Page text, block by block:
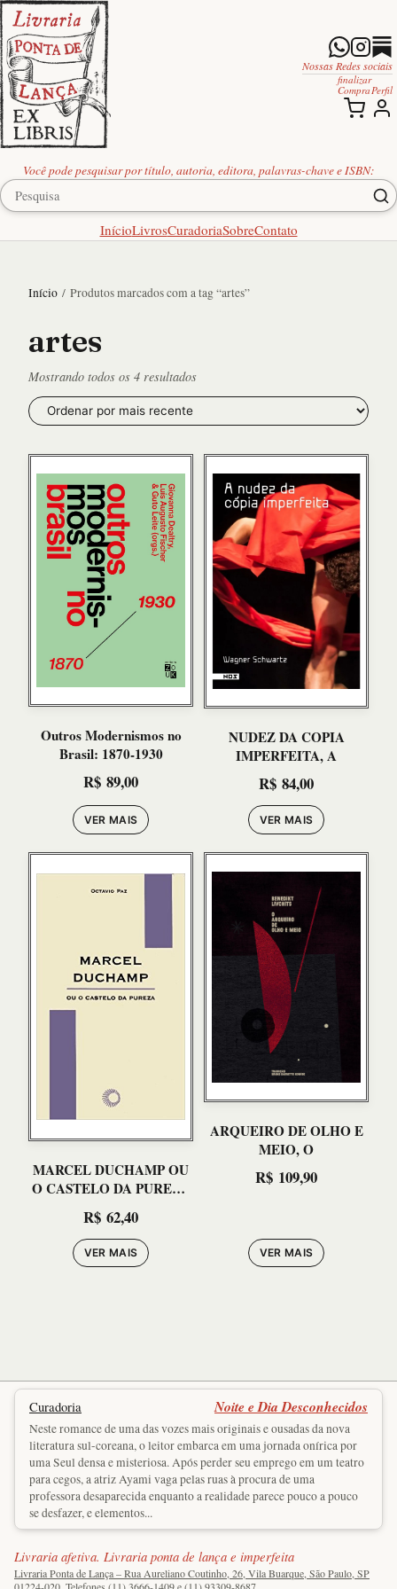
Você pode pesquisar por título, autoria, editora, palavras-chave e ISBN:
InícioLivrosCuradoriaSobreContato
Nossas Redes sociais
finalizar
Compra Perfil
Início / Produtos marcados com a tag “artes”
artes
Mostrando todos os 4 resultadosClassificado
por
recente
Outros Modernismos no
Brasil: 1870-1930
R$ 89,00
VER MAIS
NUDEZ DA COPIA
IMPERFEITA, A
R$ 84,00
VER MAIS
MARCEL DUCHAMP OU
O CASTELO DA PUREZA
– COL. ELOS 13
R$ 62,40
VER MAIS
ARQUEIRO DE OLHO E
MEIO, O
R$ 109,90
VER MAIS
Curadoria Noite e Dia Desconhecidos
Neste romance de uma das vozes mais originais e ousadas da nova
literatura sul-coreana, o leitor embarca em uma jornada onírica por
uma Seul densa e misteriosa. Após perder seu emprego em um teatro
para cegos, a atriz Ayami vaga pelas ruas à procura de uma
professora desaparecida enquanto a realidade parece pouco a pouco
se desfazer, e elementos...
Livraria afetiva. Livraria ponta de lança e imperfeita
Livraria Ponta de Lança – Rua Aureliano Coutinho, 26, Vila Buarque, São Paulo, SP